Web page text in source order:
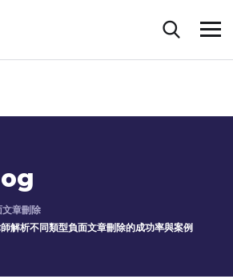
文章刪除
解析不同類型負面文章刪除的成功率與案例